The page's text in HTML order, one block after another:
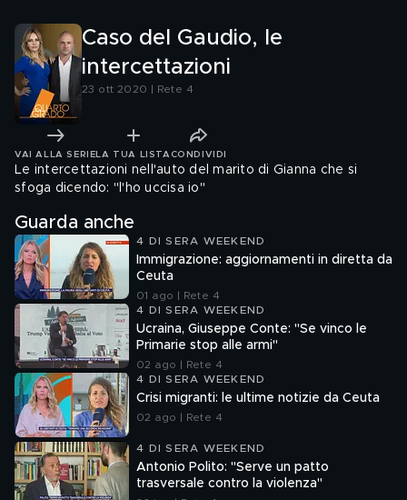
Caso del Gaudio, le
intercettazioni
23 ott 2020 | Rete 4
VAI ALLA SERIE LA TUA LISTA CONDIVIDI
Le intercettazioni nell'auto del marito di Gianna che si
sfoga dicendo: "l'ho uccisa io"
Guarda anche
4 DI SERA WEEKEND
Immigrazione: aggiornamenti in diretta da
Ceuta
01 ago | Rete 4
4 DI SERA WEEKEND
Ucraina, Giuseppe Conte: "Se vinco le
Primarie stop alle armi"
02 ago | Rete 4
4 DI SERA WEEKEND
Crisi migranti: le ultime notizie da Ceuta
02 ago | Rete 4
4 DI SERA WEEKEND
Antonio Polito: "Serve un patto
trasversale contro la violenza"